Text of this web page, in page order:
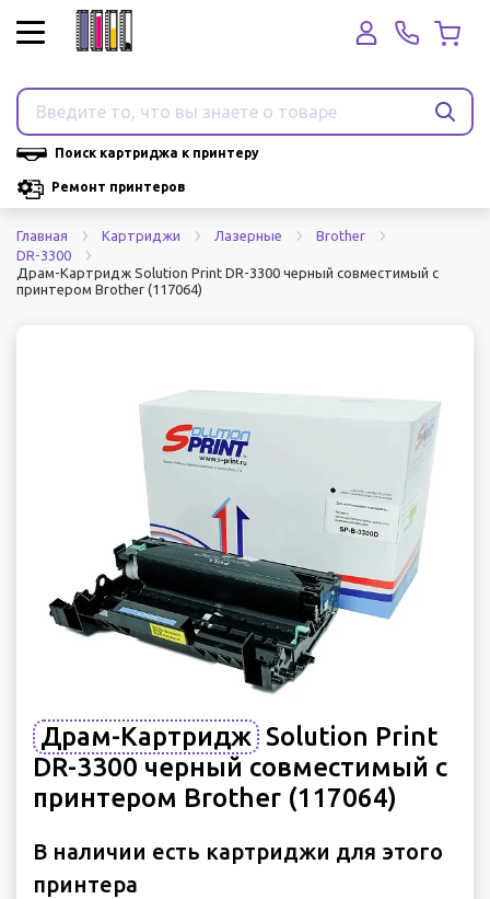
Поиск картриджа к принтеру
Ремонт принтеров
Главная Картриджи Лазерные
Brother
DR-3300
Драм-Картридж Solution Print DR-3300 черный совместимый с
принтером Brother (117064)
Драм-Картридж Solution Print
DR-3300 черный совместимый с
принтером Brother (117064)
В наличии есть картриджи для этого
принтера